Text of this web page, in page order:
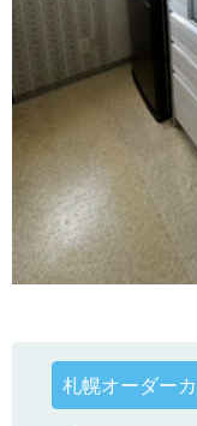
札幌オーダー